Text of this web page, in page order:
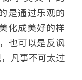
是通过乐观的
化成美好的样
也可以是反讽
凡事不可太过